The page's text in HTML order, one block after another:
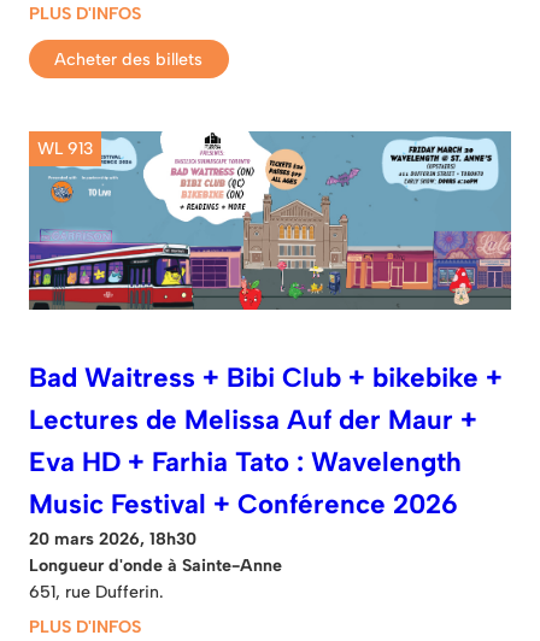
PLUS D'INFOS
Acheter des billets
WL 913
Bad Waitress + Bibi Club + bikebike +
Lectures de Melissa Auf der Maur +
Eva HD + Farhia Tato : Wavelength
Music Festival + Conférence 2026
20 mars 2026, 18h30
Longueur d'onde à Sainte-Anne
651, rue Dufferin.
PLUS D'INFOS